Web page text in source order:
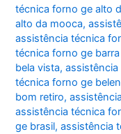
técnica forno ge alto
alto da mooca,
assistência técnica
técnica forno ge
bela vista,
técnica forno ge
bom retiro,
assistência técnica
ge brasil,assistência